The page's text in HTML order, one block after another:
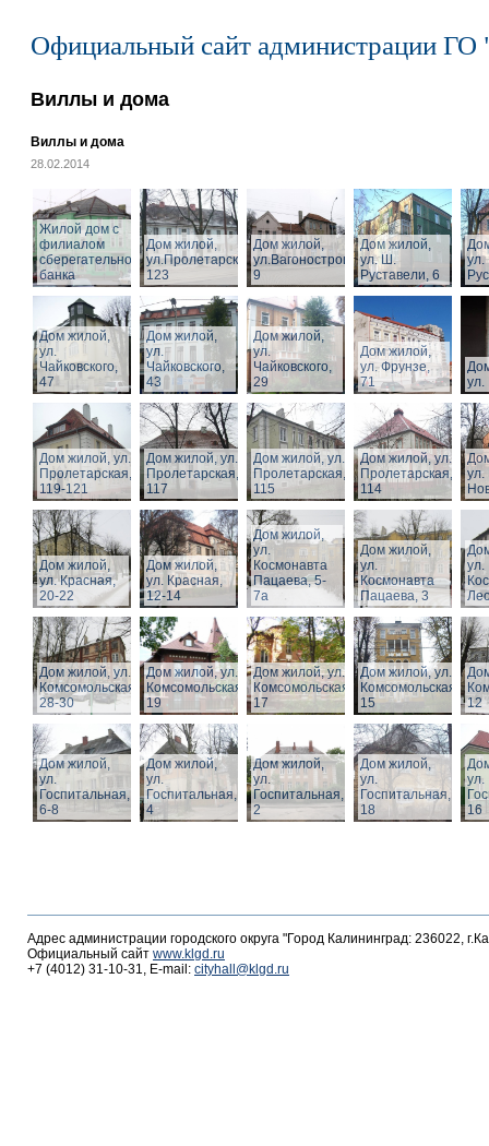
Официальный сайт администрации ГО
Виллы и дома
Виллы и дома
28.02.2014
Жилой дом с
филиалом
сберегательного
банка
Дом жилой,
ул.Пролетарская,
123
Дом жилой,
ул.Вагоностроительная,
9
Дом жилой,
ул. Ш.
Руставели, 6
Дом жилой,
ул.
Чайковского,
47
Дом жилой,
ул.
Чайковского,
43
Дом жилой,
ул.
Чайковского,
29
Дом жилой,
ул. Фрунзе,
71
ул.
Дом жилой, ул.
Пролетарская,
119-121
Дом жилой, ул.
Пролетарская,
117
Дом жилой, ул.
Пролетарская,
115
Дом жилой, ул.
Пролетарская,
114
Дом жилой,
ул. Красная,
20-22
Дом жилой,
ул. Красная,
12-14
Дом жилой,
ул.
Космонавта
Пацаева, 5-
7а
Дом жилой,
ул.
Космонавта
Пацаева, 3
ул.
Дом жилой, ул.
Комсомольская,
28-30
Дом жилой, ул.
Комсомольская,
19
Дом жилой, ул.
Комсомольская,
17
Дом жилой, ул.
Комсомольская,
15
12
Дом жилой,
ул.
Госпитальная,
6-8
Дом жилой,
ул.
Госпитальная,
4
Дом жилой,
ул.
Госпитальная,
2
Дом жилой,
ул.
Госпитальная,
18
ул.
16
Адрес администрации городского округа "Город Калининград: 236022,
Официальный сайт www.klgd.ru
+7 (4012) 31-10-31, E-mail: cityhall@klgd.ru